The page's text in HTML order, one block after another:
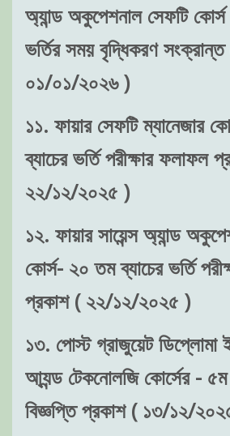
অ্যান্ড অকুপেশনাল সেফটি
ভর্তির সময় বৃদ্ধিকরণ
০১/০১/২০২৬ )
১১. ফায়ার সেফটি ম্যানেজার
ব্যাচের ভর্তি পরীক্ষার ফলাফল
২২/১২/২০২৫ )
১২. ফায়ার সায়েন্স অ্যান্ড
কোর্স- ২০ তম ব্যাচের ভর্তি
প্রকাশ ( ২২/১২/২০২৫ )
১৩. পোস্ট গ্রাজুয়েট ডিপ্লোমা
আ্যন্ড টেকনোলজি কোর্সের - ৫ম
বিজ্ঞপ্তি প্রকাশ ( ১৩/১২/